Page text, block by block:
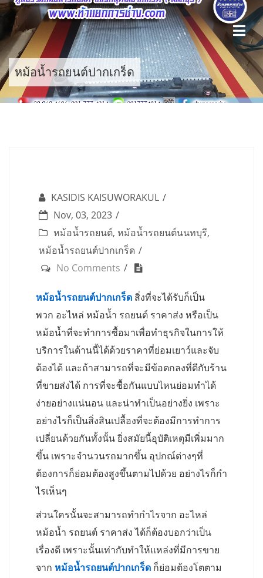
Skip
to
content
หม้อน้ำรถยนต์ปากเกร็ด
KASIDIS KAISUWORAKUL
Nov, 03, 2023
หม้อน้ำรถยนต์, หม้อน้ำรถยนต์นนทบุรี,
หม้อน้ำรถยนต์ปากเกร็ด
No Comments
หม้อน้ำรถยนต์ปากเกร็ด สิ่งที่จะได้รับก็เป็น
พวก อะไหล่ หม้อน้ำ รถยนต์ ราคาส่ง หรือเป็น
หม้อน้ำที่จะทำการซื้อมาเพื่อทำธุรกิจในการให้
บริการในด้านนี้ได้ด้วยราคาที่ย่อมเยาว์และจับ
ต้องได้ และถ้าสามารถที่จะมีข้อตกลงที่ดีกับร้าน
ที่ขายส่งได้ การที่จะซื้อกันแบบไหนย่อมทำได้
ง่ายอย่างแน่นอน และน่าทำเป็นอย่างยิ่ง เพราะ
อย่างไรก็เป็นสิ่งสินเปลื้องที่จะต้องมีการทำการ
เปลี่ยนด้วยกันทั้งนั้น ยิ่งสมัยนี้อุบัติเหตุมีเพิ่มมาก
ขึ้น เพราะจำนวนรถมากขึ้น อุปกณ์ต่างๆที่
ต้องการก็ย่อมต้องสูงขึ้นตามไปด้วย อย่างไรก็กำ
ไรเห็นๆ
ส่วนใครนั้นจะสามารถทำกำไรจาก อะไหล่
หม้อน้ำ รถยนต์ ราคาส่ง ได้ก็ต้องบอกว่าเป็น
เรื่องดี เพราะนั้นเท่ากับทำให้แหล่งที่มีการขาย
จาก หม้อน้ำรถยนต์ปากเกร็ด ก็ย่อมต้องโตตาม